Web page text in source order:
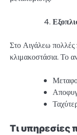
Στο Αιγάλεω πολλές
κλιμακοστάσια. Το
Τι υπηρεσίες